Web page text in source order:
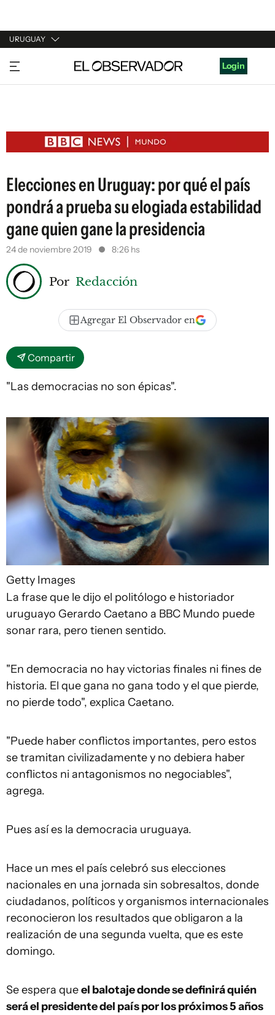
URUGUAY
URUGUAY
ARGENTINA
ESTADOS UNIDOS
Login
Elecciones en Uruguay: por qué el país
pondrá a prueba su elogiada estabilidad
gane quien gane la presidencia
24 de noviembre 2019 8:26 hs
Por Redacción
Agregar El Observador en
Compartir
"Las democracias no son épicas".
Getty Images
La frase que le dijo el politólogo e historiador
uruguayo Gerardo Caetano a BBC Mundo puede
sonar rara, pero tienen sentido.
"En democracia no hay victorias finales ni fines de
historia. El que gana no gana todo y el que pierde,
no pierde todo", explica Caetano.
"Puede haber conflictos importantes, pero estos
se tramitan civilizadamente y no debiera haber
conflictos ni antagonismos no negociables",
agrega.
Pues así es la democracia uruguaya.
Hace un mes el país celebró sus elecciones
nacionales en una jornada sin sobresaltos, donde
ciudadanos, políticos y organismos internacionales
reconocieron los resultados que obligaron a la
realización de una segunda vuelta, que es este
domingo.
Se espera queel balotaje donde se definirá quién
será el presidente del país por los próximos 5 años